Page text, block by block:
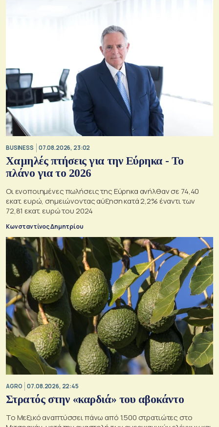
BUSINESS 07.08.2026, 23:02
Χαμηλές πτήσεις για την Εύρηκα - Το
πλάνο για το 2026
Οι ενοποιημένες πωλήσεις της Εύρηκα ανήλθαν σε 74,40
εκατ. ευρώ, σημειώνοντας αύξηση κατά 2,2% έναντι των
72,81 εκατ. ευρώ του 2024
Κωνσταντίνος Δημητρίου
AGRO 07.08.2026, 22:45
Στρατός στην «καρδιά» του αβοκάντο
Το Μεξικό αναπτύσσει πάνω από 1.500 στρατιώτες στο